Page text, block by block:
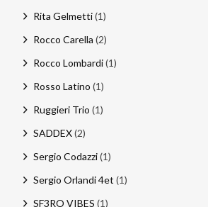
Rita Gelmetti(1)
Rocco Carella (2)
Rocco Lombardi(1)
Rosso Latino (1)
Ruggieri Trio (1)
SADDEX(2)
Sergio Codazzi(1)
Sergio Orlandi 4et (1)
SF3RO VIBES (1)